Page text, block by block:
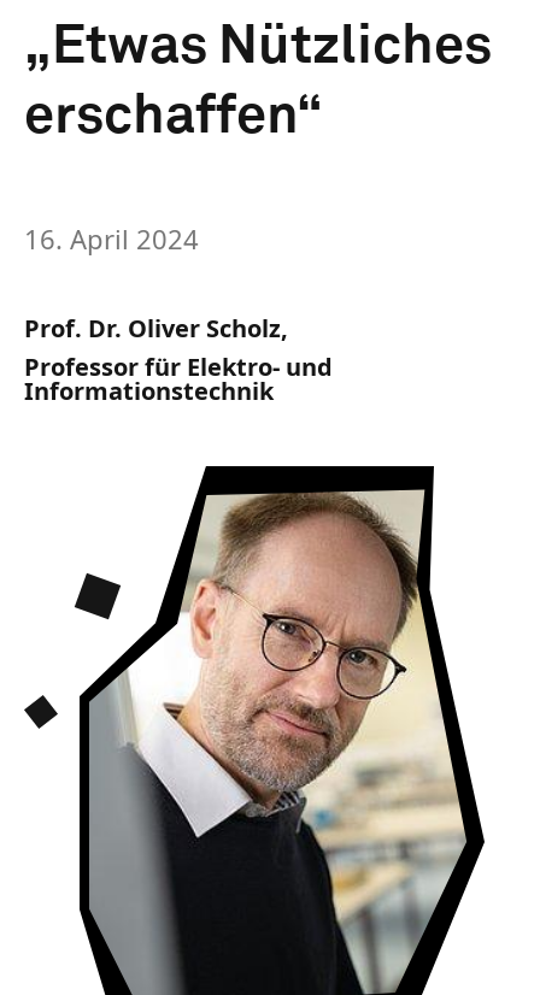
„Etwas Nützliches
erschaffen“
16. April 2024
Prof. Dr. Oliver Scholz,
Professor für Elektro- und
Informationstechnik